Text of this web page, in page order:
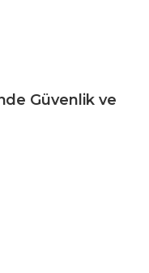
Güvenlik ve